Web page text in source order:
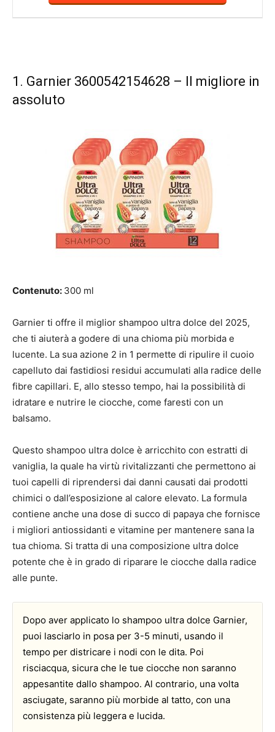
1. Garnier 3600542154628 – Il migliore in
assoluto
Contenuto: 300 ml
Garnier ti offre il miglior shampoo ultra dolce del 2025,
che ti aiuterà a godere di una chioma più morbida e
lucente. La sua azione 2 in 1 permette di ripulire il cuoio
capelluto dai fastidiosi residui accumulati alla radice delle
fibre capillari. E, allo stesso tempo, hai la possibilità di
idratare e nutrire le ciocche, come faresti con un
balsamo.
Questo shampoo ultra dolce è arricchito con estratti di
vaniglia, la quale ha virtù rivitalizzanti che permettono ai
tuoi capelli di riprendersi dai danni causati dai prodotti
chimici o dall’esposizione al calore elevato. La formula
contiene anche una dose di succo di papaya che fornisce
i migliori antiossidanti e vitamine per mantenere sana la
tua chioma. Si tratta di una composizione ultra dolce
potente che è in grado di riparare le ciocche dalla radice
alle punte.
Dopo aver applicato lo shampoo ultra dolce Garnier,
puoi lasciarlo in posa per 3-5 minuti, usando il
tempo per districare i nodi con le dita. Poi
risciacqua, sicura che le tue ciocche non saranno
appesantite dallo shampoo. Al contrario, una volta
asciugate, saranno più morbide al tatto, con una
consistenza più leggera e lucida.